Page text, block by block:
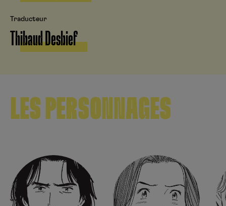
Traducteur
Thibaud Desbief
LES PERSONNAGES